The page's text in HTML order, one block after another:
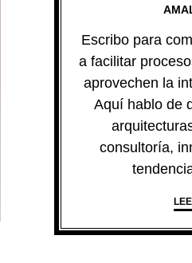
Escribo para
a facilitar
aprovechen la
Aquí hablo de
consultoría,